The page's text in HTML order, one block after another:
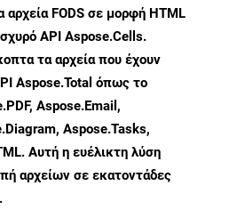
αρχεία FODS σε μορφή HTML
API Aspose.Cells.
τα αρχεία που έχουν
Aspose.Total όπως το
Aspose.Email,
Aspose.Tasks,
Αυτή η ευέλικτη λύση
αρχείων σε εκατοντάδες